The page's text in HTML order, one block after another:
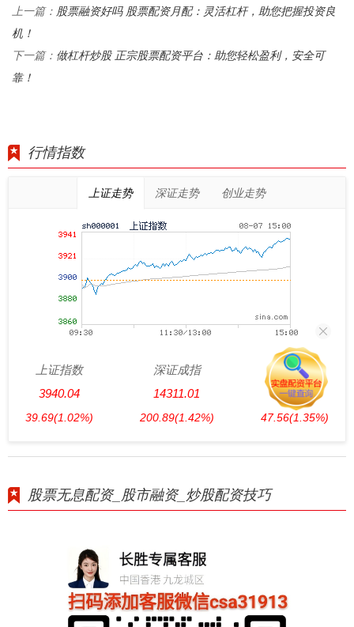
上一篇： 股票融资好吗 股票配资月配：灵活杠杆，助您把握投资良
机！
下一篇： 做杠杆炒股 正宗股票配资平台：助您轻松盈利，安全可
靠！
行情指数
上证走势 深证走势 创业走势
上证指数
3940.04
39.69(1.02%)
深证成指
14311.01
200.89(1.42%)
创业板指
3563.12
47.56(1.35%)
股票无息配资_股市融资_炒股配资技巧